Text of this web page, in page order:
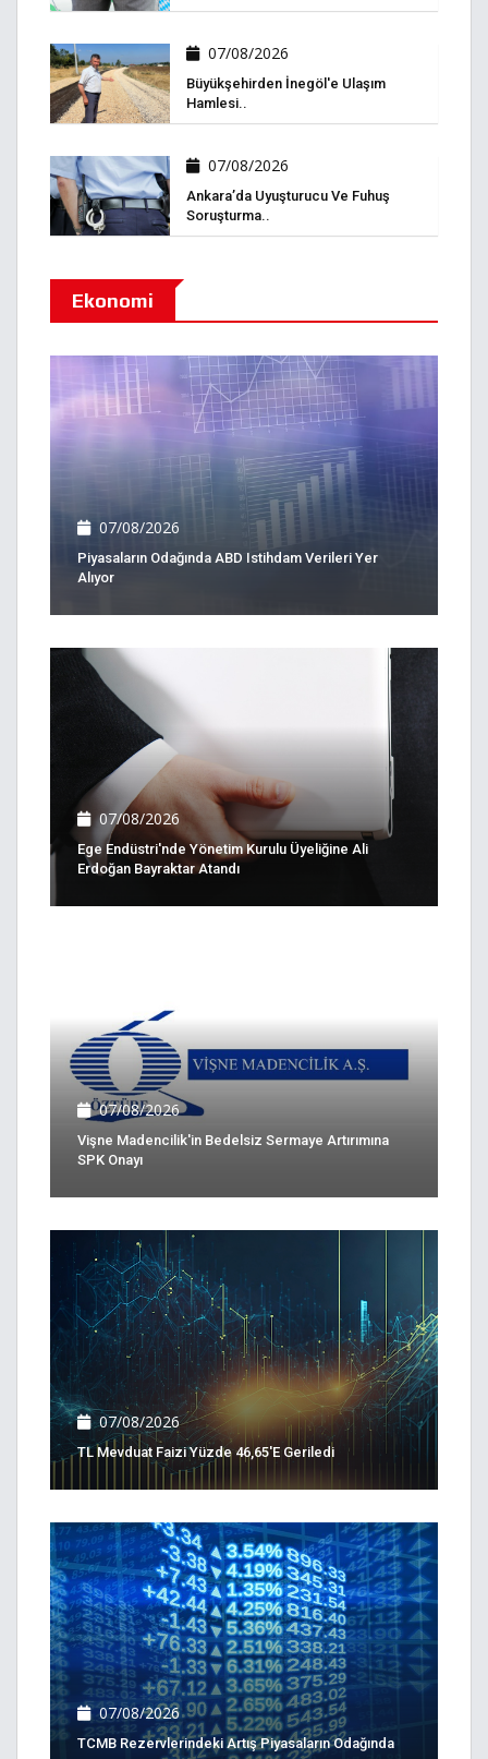
07/08/2026
Büyükşehirden İnegöl'e Ulaşım
Hamlesi..
07/08/2026
Ankara’da Uyuşturucu Ve Fuhuş
Soruşturma..
Ekonomi
07/08/2026
Piyasaların Odağında ABD Istihdam Verileri Yer
Alıyor
07/08/2026
Ege Endüstri'nde Yönetim Kurulu Üyeliğine Ali
Erdoğan Bayraktar Atandı
07/08/2026
Vişne Madencilik'in Bedelsiz Sermaye Artırımına
SPK Onayı
07/08/2026
TL Mevduat Faizi Yüzde 46,65'e Geriledi
07/08/2026
TCMB Rezervlerindeki Artış Piyasaların Odağında